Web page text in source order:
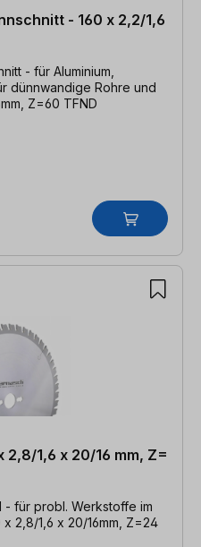
- 160 x 2,2/1,6
- für Aluminium,
dünnwandige Rohre und
Z=60 TFND
2,8/1,6 x 20/16 mm, Z=
- für probl. Werkstoffe im